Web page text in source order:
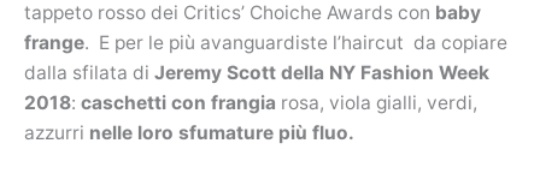
tappeto rosso dei Critics’ Choiche Awards con baby
frange. E per le più avanguardiste l’haircut da copiare
dalla sfilata di Jeremy Scott della NY Fashion Week
2018: caschetti con frangia rosa, viola gialli, verdi,
azzurri nelle loro sfumature più fluo.